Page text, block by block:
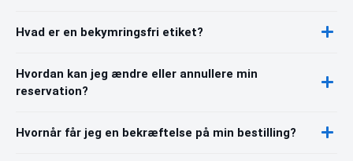
Hvad er en bekymringsfri etiket?
Hvordan kan jeg ændre eller annullere min
reservation?
Hvornår får jeg en bekræftelse på min bestilling?